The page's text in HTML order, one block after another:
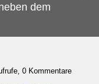
dem
0 Kommentare